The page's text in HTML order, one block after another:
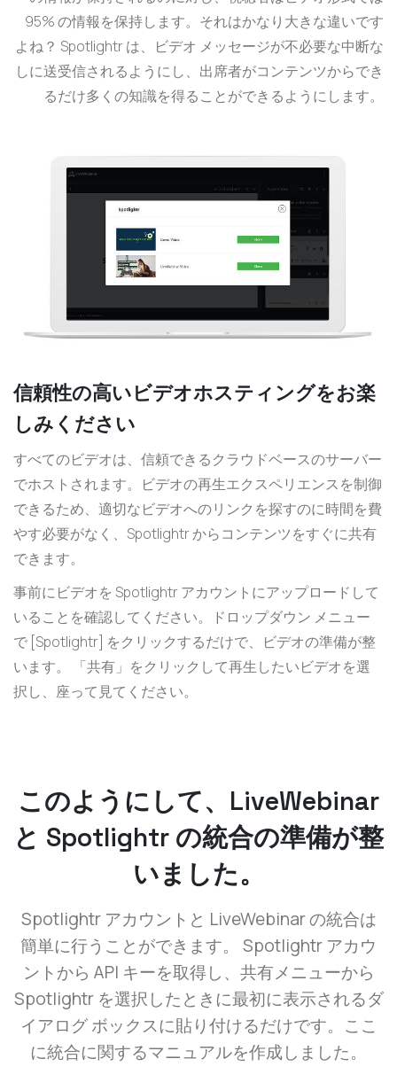
95% の情報を保持します。それはかなり大きな違いです
よね？ Spotlightr は、ビデオ メッセージが不必要な中断な
しに送受信されるようにし、出席者がコンテンツからでき
るだけ多くの知識を得ることができるようにします。
信頼性の高いビデオホスティングをお楽
しみください
すべてのビデオは、信頼できるクラウドベースのサーバー
でホストされます。ビデオの再生エクスペリエンスを制御
できるため、適切なビデオへのリンクを探すのに時間を費
やす必要がなく、Spotlightr からコンテンツをすぐに共有
できます。
事前にビデオを Spotlightr アカウントにアップロードして
いることを確認してください。ドロップダウン メニュー
で [Spotlightr] をクリックするだけで、ビデオの準備が整
います。 「共有」をクリックして再生したいビデオを選
択し、座って見てください。
このようにして、LiveWebinar
と Spotlightr の統合の準備が整
いました。
Spotlightr アカウントと LiveWebinar の統合は
簡単に行うことができます。 Spotlightr アカウ
ントから API キーを取得し、共有メニューから
Spotlightr を選択したときに最初に表示されるダ
イアログ ボックスに貼り付けるだけです。ここ
に統合に関するマニュアルを作成しました。